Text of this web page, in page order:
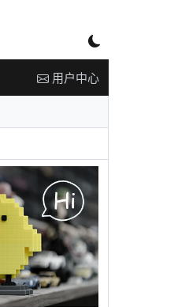
用户中心